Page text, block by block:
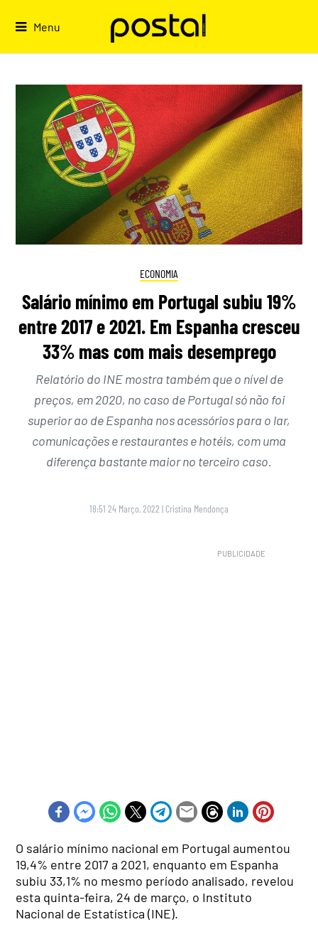
Menu
ECONOMIA
Salário mínimo em Portugal subiu 19%
entre 2017 e 2021. Em Espanha cresceu
33% mas com mais desemprego
Relatório do INE mostra também que o nível de
preços, em 2020, no caso de Portugal só não foi
superior ao de Espanha nos acessórios para o lar,
comunicações e restaurantes e hotéis, com uma
diferença bastante maior no terceiro caso.
18:51 24 Março, 2022 | Cristina Mendonça
O salário mínimo nacional em Portugal aumentou
19,4% entre 2017 a 2021, enquanto em Espanha
subiu 33,1% no mesmo período analisado, revelou
esta quinta-feira, 24 de março, o Instituto
Nacional de Estatística (INE).